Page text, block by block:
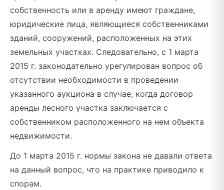
собственность или в аренду имеют граждане,
юридические лица, являющиеся собственниками
зданий, сооружений, расположенных на этих
земельных участках. Следовательно, с 1 марта
2015 г. законодательно урегулирован вопрос об
отсутствии необходимости в проведении
указанного аукциона в случае, когда договор
аренды лесного участка заключается с
собственником расположенного на нем объекта
недвижимости.
До 1 марта 2015 г. нормы закона не давали ответа
на данный вопрос, что на практике приводило к
спорам.